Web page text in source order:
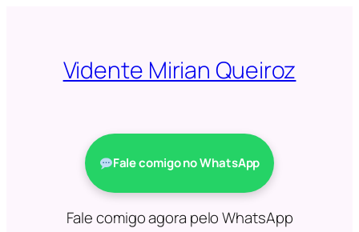
conteúdoVidente Mirian Queiroz
Fale comigo no WhatsApp
Fale comigo agora pelo WhatsApp